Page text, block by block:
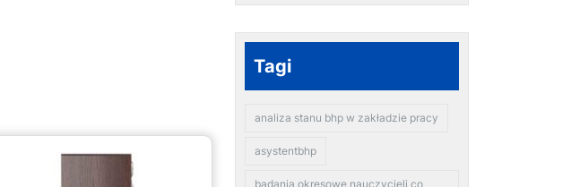
Tagi
analiza stanu bhp w zakładzie pracy
asystentbhp
badania okresowe nauczycieli co